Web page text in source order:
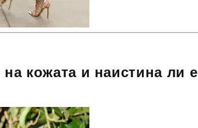
кожата и наистина ли е